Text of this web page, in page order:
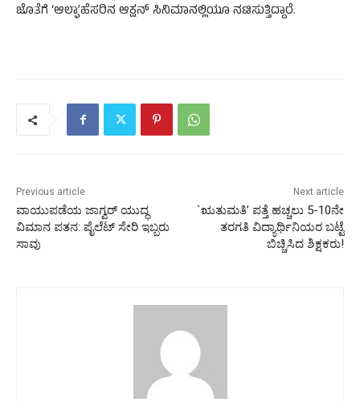
ಜೊತೆಗೆ ‘ಆಲ್ಫಾ’ಹೆಸರಿನ ಆಕ್ಷನ್ ಸಿನಿಮಾನಲ್ಲಿಯೂ ನಟಿಸುತ್ತಿದ್ದಾರೆ.
Previous article
ವಾಯುಪಡೆಯ ಜಾಗ್ವರ್ ಯುದ್ಧ
ವಿಮಾನ ಪತನ: ಪೈಲೆಟ್ ಸೇರಿ ಇಬ್ಬರು
ಸಾವು
Next article
`ಋತುಮತಿ’ ಪತ್ತೆ ಹಚ್ಚಲು 5-10ನೇ
ತರಗತಿ ವಿದ್ಯಾರ್ಥಿನಿಯರ ಬಟ್ಟೆ
ಬಿಚ್ಚಿಸಿದ ಶಿಕ್ಷಕರು!